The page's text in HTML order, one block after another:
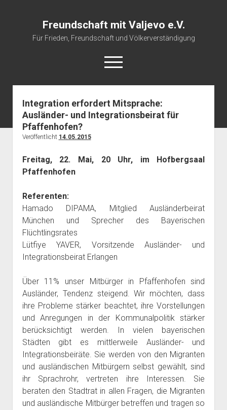
Freundschaft mit Valjevo e.V.
Für Frieden, Freundschaft und Völkerverständigung
open
menu
Startseite
Veranstaltungskalender
Integration erfordert Mitsprache:
Ausländer- und Integrationsbeirat für
Pfaffenhofen?
Veröffentlicht 14.05.2015
Freitag, 22. Mai, 20 Uhr, im Hofbergsaal
Pfaffenhofen
Referenten:
Hamado DIPAMA, Mitglied Ausländerbeirat
München und Sprecher des Bayerischen
Flüchtlingsrates
Lütfiye YAVER, Vorsitzende Ausländer- und
Integrationsbeirat Erlangen
Über 11% unser Mitbürger in Pfaffenhofen sind
Ausländer, Tendenz steigend. Wir möchten, dass
ihre Probleme stärker beachtet, ihre Vorstellungen
und Anregungen in der Kommunalpolitik stärker
berücksichtigt werden. In vielen bayerischen
Städten gibt es mittlerweile Ausländer- und
Integrationsbeiräte. Sie werden von den Migranten
und ausländischen Mitbürgern selbst gewählt, sind
ihr Sprachrohr, vertreten ihre Interessen. Sie
beraten den Stadtrat in allen Fragen, die Migranten
und ausländische Mitbürger betreffen und tragen so